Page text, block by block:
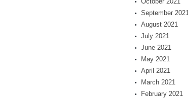
September
August 2021
July 2021
June 2021
May 2021
April 2021
March 2021
February 2021